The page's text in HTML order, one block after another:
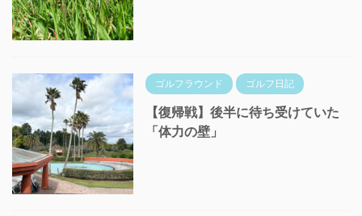
ゴルフラウンド ゴルフ日記
【復帰戦】後半に待ち受けていた
「体力の壁」